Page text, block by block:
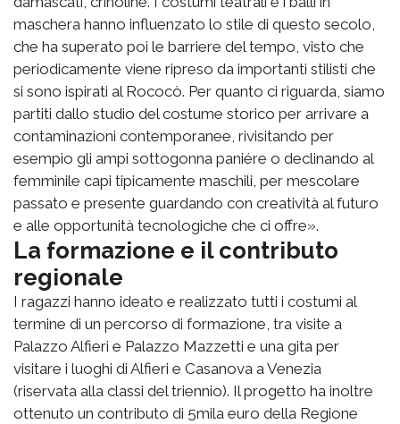
maschera hanno influenzato lo stile di questo secolo,
che ha superato poi le barriere del tempo, visto che
periodicamente viene ripreso da importanti stilisti che
si sono ispirati al Rococò. Per quanto ci riguarda, siamo
partiti dallo studio del costume storico per arrivare a
contaminazioni contemporanee, rivisitando per
esempio gli ampi sottogonna paniére o declinando al
femminile capi tipicamente maschili, per mescolare
passato e presente guardando con creatività al futuro
e alle opportunità tecnologiche che ci offre».
La formazione e il contributo
regionale
I ragazzi hanno ideato e realizzato tutti i costumi al
termine di un percorso di formazione, tra visite a
Palazzo Alfieri e Palazzo Mazzetti e una gita per
visitare i luoghi di Alfieri e Casanova a Venezia
(riservata alla classi del triennio). Il progetto ha inoltre
ottenuto un contributo di 5mila euro della Regione